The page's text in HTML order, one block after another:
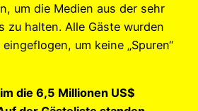
um die Medien aus der sehr
zu halten. Alle Gäste wurden
um keine „Spuren“
die 6,5 Millionen US$